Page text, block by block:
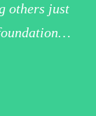
others just